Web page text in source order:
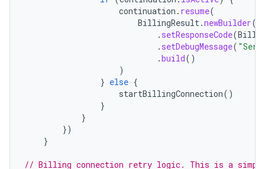
continuation . resume(
BillingResult.newBuilder()
. setResponseCode(
. setDebugMessage(
.build()
)
} else {
startBillingConnection()
}
}
})
}
// Billing connection retry logic. This is a